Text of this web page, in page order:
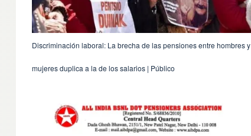
Discriminación laboral: La brecha de las pensiones entre hombres y
mujeres duplica a la de los salarios | Público